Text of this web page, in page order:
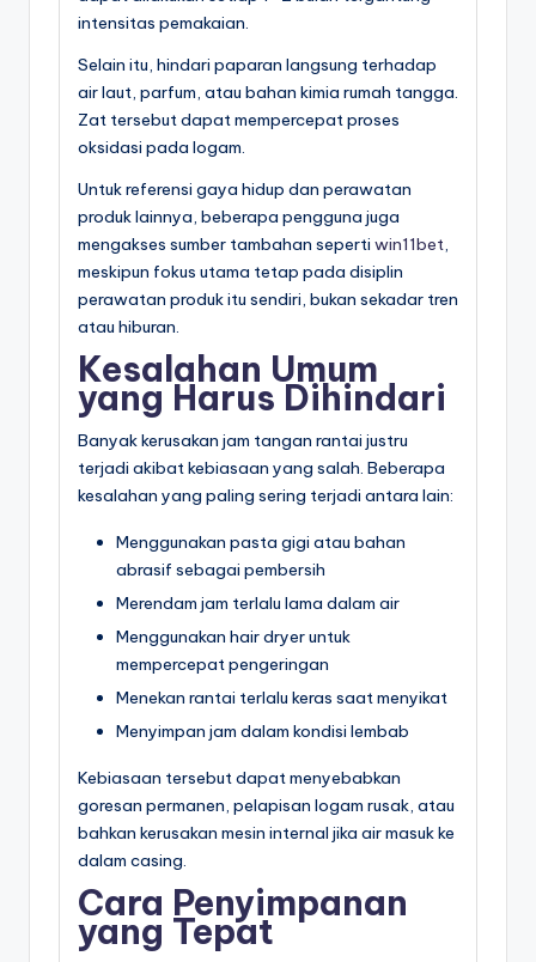
intensitas pemakaian.
Selain itu, hindari paparan langsung terhadap
air laut, parfum, atau bahan kimia rumah tangga.
Zat tersebut dapat mempercepat proses
oksidasi pada logam.
Untuk referensi gaya hidup dan perawatan
produk lainnya, beberapa pengguna juga
mengakses sumber tambahan seperti win11bet,
meskipun fokus utama tetap pada disiplin
perawatan produk itu sendiri, bukan sekadar tren
atau hiburan.
Kesalahan Umum
yang Harus Dihindari
Banyak kerusakan jam tangan rantai justru
terjadi akibat kebiasaan yang salah. Beberapa
kesalahan yang paling sering terjadi antara lain:
Menggunakan pasta gigi atau bahan
abrasif sebagai pembersih
Merendam jam terlalu lama dalam air
Menggunakan hair dryer untuk
mempercepat pengeringan
Menekan rantai terlalu keras saat menyikat
Menyimpan jam dalam kondisi lembab
Kebiasaan tersebut dapat menyebabkan
goresan permanen, pelapisan logam rusak, atau
bahkan kerusakan mesin internal jika air masuk ke
dalam casing.
Cara Penyimpanan
yang Tepat